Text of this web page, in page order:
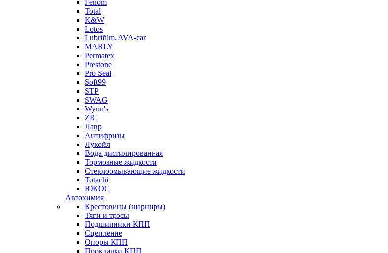
Fenom
Total
K&W
Lotos
Lubrifilm, AVA-car
MARLY
Permatex
Prestone
Pro Seal
Soft99
STP
SWAG
Wynn's
ZIC
Лавр
Антифризы
Лукойл
Вода дистилированная
Тормозные жидкости
Стеклоомывающие жидкости
Totachi
ЮКОС
Автохимия
Крестовины (шарниры)
Тяги и тросы
Подшипники КПП
Сцепление
Опоры КПП
Прокладки КПП